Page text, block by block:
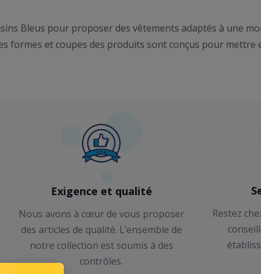
Bleus pour proposer des vêtements adaptés à une
formes et coupes des produits sont conçus pour mettre
Exigence et qualité
Nous avons à cœur de vous proposer
des articles de qualité. L’ensemble de
notre collection est soumis à des
contrôles.
Restez